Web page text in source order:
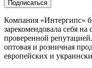
Подписаться
Компания «Интергипс»
зарекомендовала себя
проверенной
оптовая и розничная
европейских и